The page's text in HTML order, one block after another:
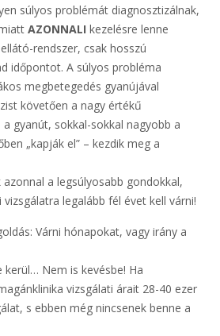
súlyos problémát diagnosztizálnak,
AZONNALI kezelésre lenne
rendszer, csak hosszú
időpontot. A súlyos probléma
megbetegedés gyanújával
követően a nagy értékű
gyanút, sokkal-sokkal nagyobb a
„kapják el” – kezdik meg a
a legsúlyosabb gondokkal,
legalább fél évet kell várni!
Várni hónapokat, vagy irány a
kerül… Nem is kevésbe! Ha
vizsgálati árait 28-40 ezer
s ebben még nincsenek benne a